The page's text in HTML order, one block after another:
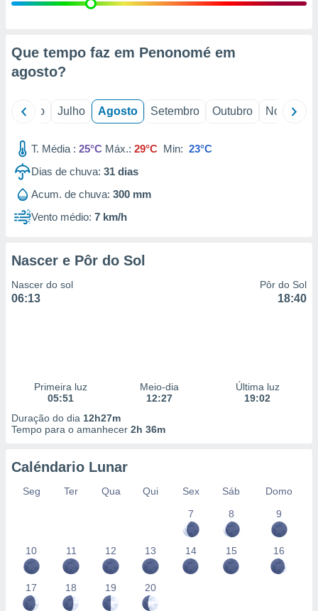
através
estudos
1199
Que tempo faz em Penonomé em
agosto?
Junho Julho Agosto Setembro Outubro Novembro
T. Média : 25°C Máx.: 29°C Min: 23°C
Dias de chuva: 31 dias
Acum. de chuva: 300 mm
Vento médio: 7 km/h
Nascer e Pôr do Sol
Nascer do sol
06:13
Pôr do Sol
18:40
Primeira luz
05:51
Meio-dia
12:27
Última luz
19:02
Duração do dia 12h27m
Tempo para o amanhecer 2h 36m
Caléndario Lunar
Seg Ter Qua Qui Sex Sáb
Domo
7
8 9
10 11 12 13 14 15 16
17 18 19 20